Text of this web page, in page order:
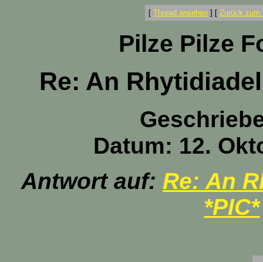
[ Thread ansehen ] [ Zurück zum
Pilze Pilze
Re: An
Datum: 12.
Antwort auf: Re: An
*PIC*